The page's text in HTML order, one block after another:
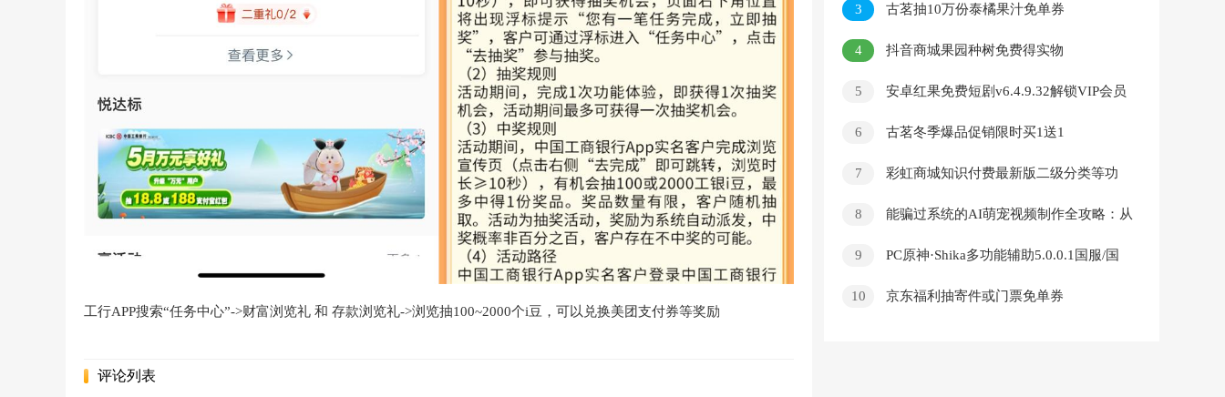
工行APP搜索“任务中心”->财富浏览礼 和 存款浏览礼->浏览抽100~2000个i豆，可以兑换美团支付券等奖励
评论列表
3 古茗抽10万份泰橘果汁免单券
4 抖音商城果园种树免费得实物
5
安卓红果免费短剧v6.4.9.32解锁VIP会员
6
古茗冬季爆品促销限时买1送1
7
彩虹商城知识付费最新版二级分类等功
8
能骗过系统的AI萌宠视频制作全攻略：从
9
PC原神·Shika多功能辅助5.0.0.1国服/国
10
京东福利抽寄件或门票免单券